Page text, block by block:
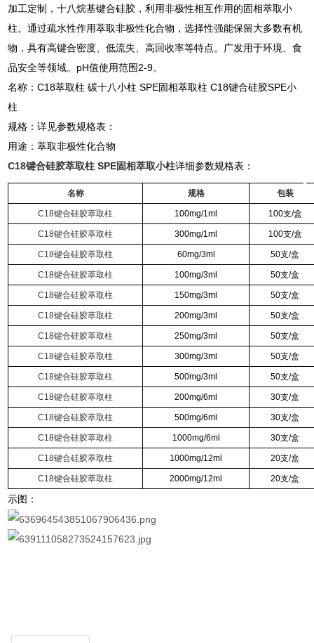
加工定制，十八烷基键合硅胶，利用非极性相互作用的固相萃取小
柱。通过疏水性作用萃取非极性化合物，选择性强能保留大多数有机
物，具有高键合密度、低流失、高回收率等特点。广发用于环境、食
品安全等领域。pH值使用范围2-9。
名称：C18萃取柱 碳十八小柱 SPE固相萃取柱 C18键合硅胶SPE小
柱
规格：详见参数规格表：
用途：萃取非极性化合物
C18键合硅胶萃取柱 SPE固相萃取小柱详细参数规格表：
名称 规格 包装
C18键合硅胶萃取柱 100mg/1ml 100支/盒
C18键合硅胶萃取柱 300mg/1ml 100支/盒
C18键合硅胶萃取柱 60mg/3ml 50支/盒
C18键合硅胶萃取柱 100mg/3ml 50支/盒
C18键合硅胶萃取柱 150mg/3ml 50支/盒
C18键合硅胶萃取柱 200mg/3ml 50支/盒
C18键合硅胶萃取柱 250mg/3ml 50支/盒
C18键合硅胶萃取柱 300mg/3ml 50支/盒
C18键合硅胶萃取柱 500mg/3ml 50支/盒
C18键合硅胶萃取柱 200mg/6ml 30支/盒
C18键合硅胶萃取柱 500mg/6ml 30支/盒
C18键合硅胶萃取柱 1000mg/6ml 30支/盒
C18键合硅胶萃取柱 1000mg/12ml 20支/盒
C18键合硅胶萃取柱 2000mg/12ml 20支/盒
示图：